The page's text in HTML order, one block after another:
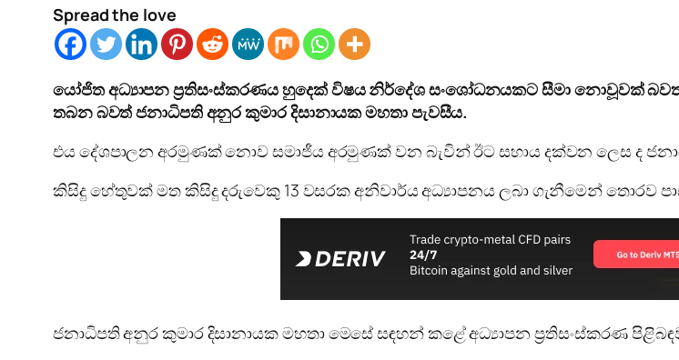
Spread the love
යෝජිත අධ්‍යාපන ප්‍රතිසංස්කරණය හුදෙක් විෂය නිර්දේශ සංශෝධනයකට සීමා නොවූවක්
තබන බවත් ජනාධිපති අනුර කුමාර දිසානායක මහතා පැවසීය.
එය දේශපාලන අරමුණක් නොව සමාජීය අරමුණක් වන බැවින් ඊට සහාය දක්වන ලෙස ද
කිසිදු හේතුවක් මත කිසිදු දරුවෙකු 13 වසරක අනිවාර්ය අධ්‍යාපනය ලබා ගැනීමෙන් තොරව
ජනාධිපති අනුර කුමාර දිසානායක මහතා මෙසේ සඳහන් කළේ අධ්‍යාපන ප්‍රතිසංස්කරණ